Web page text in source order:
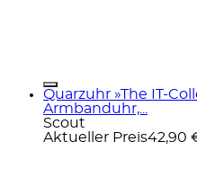
Quarzuhr »The IT-
Armbanduhr,...
Scout
Aktueller Preis42,90